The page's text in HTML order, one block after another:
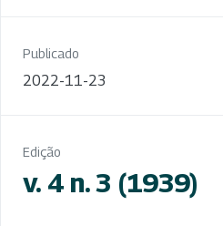
Publicado
2022-11-23
Edição
v. 4 n. 3 (1939)